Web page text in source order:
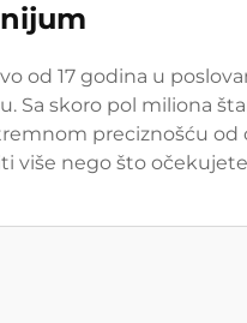
od 17 godina u
Sa skoro pol miliona
preciznošću od
više nego što